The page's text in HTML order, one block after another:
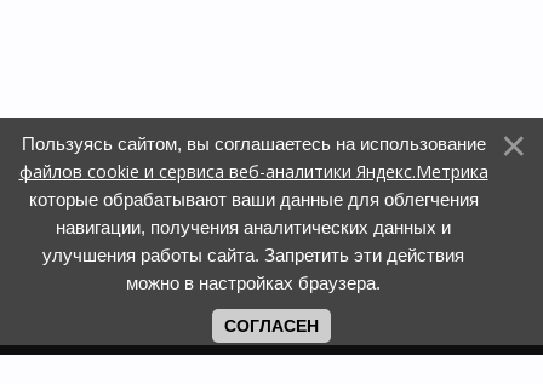
Пользуясь сайтом, вы соглашаетесь на использование
файлов cookie и сервиса веб-аналитики Яндекс.Метрика
которые обрабатывают ваши данные для облегчения
навигации, получения аналитических данных и
улучшения работы сайта. Запретить эти действия
можно в настройках браузера.
СОГЛАСЕН